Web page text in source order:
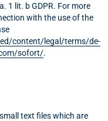
1 lit. b GDPR. For more
with the use of the
content/legal/terms/de-
sofort/.
text files which are